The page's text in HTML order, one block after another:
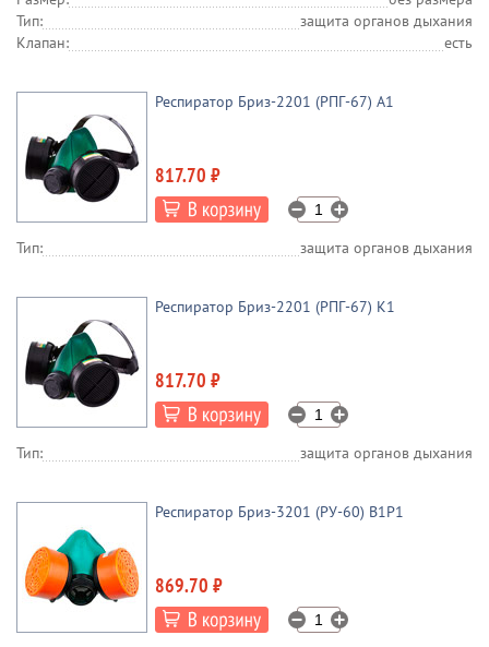
Тип:
защита органов дыхания
Клапан:
есть
Респиратор Бриз-2201 (РПГ-67) А1
817.70 ₽
Тип: защита органов дыхания
Респиратор Бриз-2201 (РПГ-67) К1
817.70 ₽
Тип: защита органов дыхания
Респиратор Бриз-3201 (РУ-60) В1Р1
869.70 ₽